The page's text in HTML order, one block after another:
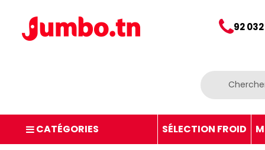
92
CATÉGORIES SÉLECTION FROID